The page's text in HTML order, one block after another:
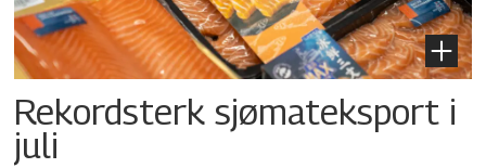
Rekordsterk sjømateksport i
juli